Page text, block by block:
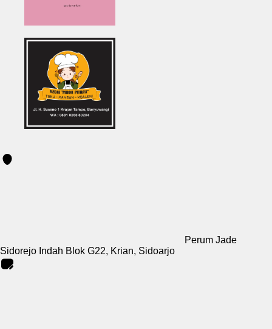
Perum Jade
Sidorejo Indah Blok G22, Krian, Sidoarjo